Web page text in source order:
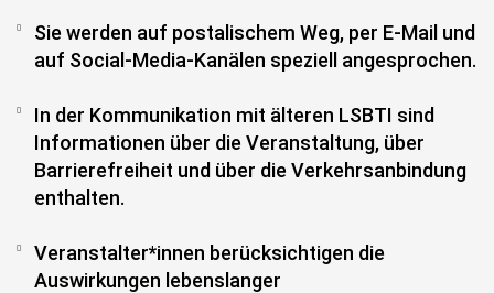
Sie werden auf postalischem Weg, per E-Mail und
auf Social-Media-Kanälen speziell angesprochen.
In der Kommunikation mit älteren LSBTI sind
Informationen über die Veranstaltung, über
Barrierefreiheit und über die Verkehrsanbindung
enthalten.
Veranstalter*innen berücksichtigen die
Auswirkungen lebenslanger